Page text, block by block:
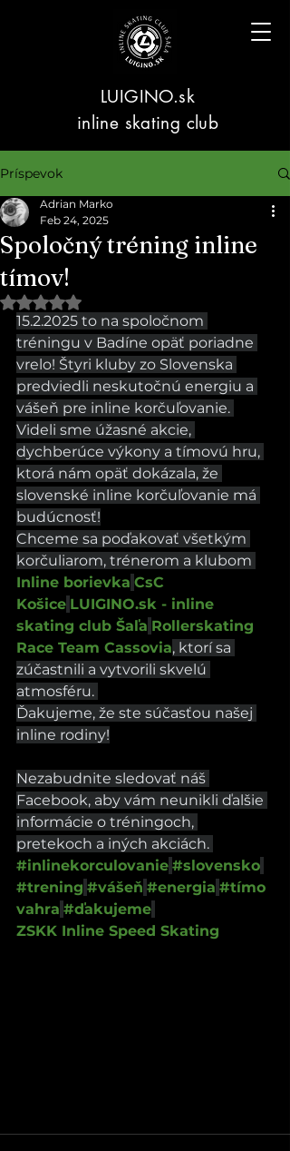
LUIGINO.sk
inline skating club
Príspevok
Spoločný tréning inline
tímov!
Adrian Marko
Feb 24, 2025
Hodnotenie NaN z 5 hviezdičiek.
15.2.2025 to na spoločnom
tréningu v Badíne opäť poriadne
vrelo! Štyri kluby zo Slovenska
predviedli neskutočnú energiu a
vášeň pre inline korčuľovanie.
Videli sme úžasné akcie,
dychberúce výkony a tímovú hru,
ktorá nám opäť dokázala, že
slovenské inline korčuľovanie má
budúcnosť!
Chceme sa poďakovať všetkým
korčuliarom, trénerom a klubom
Inline borievka CsC
Košice LUIGINO.sk - inline
skating club Šaľa Rollerskating
Race Team Cassovia, ktorí sa
zúčastnili a vytvorili skvelú
atmosféru.
Ďakujeme, že ste súčasťou našej
inline rodiny!
Nezabudnite sledovať náš
Facebook, aby vám neunikli ďalšie
informácie o tréningoch,
pretekoch a iných akciách. ️
#inlinekorculovanie #slovensko
#trening #vášeň #energia #tímo
vahra #ďakujeme
ZSKK Inline Speed Skating